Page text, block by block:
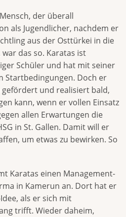
der überall
als Jugendlicher, nachdem er
aus der Osttürkei in die
das so. Karatas ist
Schüler und hat mit seiner
Startbedingungen. Doch er
und realisiert bald,
kann, wenn er vollen Einsatz
allen Erwartungen die
in St. Gallen. Damit will er
um etwas zu bewirken. So
Karatas einen Management-
in Kamerun an. Dort hat er
als er sich mit
trifft. Wieder daheim,